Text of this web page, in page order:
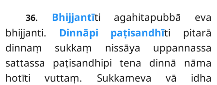
36. Bhijjantīti agahitapubbā eva
bhijjanti. Dinnāpi paṭisandhīti pitarā
dinnaṃ sukkaṃ nissāya uppannassa
sattassa paṭisandhipi tena dinnā nāma
hotīti vuttaṃ. Sukkameva vā idha